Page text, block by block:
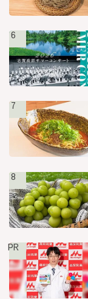
6
7
8
PR